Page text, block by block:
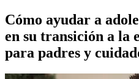
Cómo ayudar a
en su transición a la
para padres y